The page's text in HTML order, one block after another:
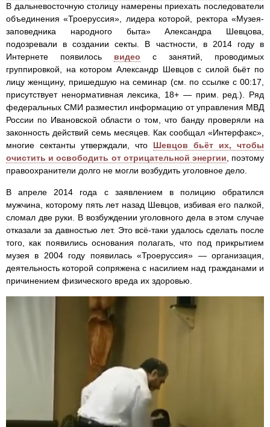
В дальневосточную столицу намерены приехать последователи
объединения «Троеруссия», лидера которой, ректора «Музея-
заповедника народного быта» Александра Шевцова,
подозревали в создании секты. В частности, в 2014 году в
Интернете появилось видео с занятий, проводимых
группировкой, на котором Александр Шевцов с силой бьёт по
лицу женщину, пришедшую на семинар (см. по ссылке с 00:17,
присутствует ненормативная лексика, 18+ — прим. ред.). Ряд
федеральных СМИ разместил информацию от управления МВД
России по Ивановской области о том, что банду проверяли на
законность действий семь месяцев. Как сообщал «Интерфакс»,
многие сектанты утверждали, что Шевцов бьёт их, чтобы
очистить и освободить от отрицательной энергии, поэтому
правоохранители долго не могли возбудить уголовное дело.
В апреле 2014 года с заявлением в полицию обратился
мужчина, которому пять лет назад Шевцов, избивая его палкой,
сломал две руки. В возбуждении уголовного дела в этом случае
отказали за давностью лет. Это всё-таки удалось сделать после
того, как появились основания полагать, что под прикрытием
музея в 2004 году появилась «Троеруссия» — организация,
деятельность которой сопряжена с насилием над гражданами и
причинением физического вреда их здоровью.